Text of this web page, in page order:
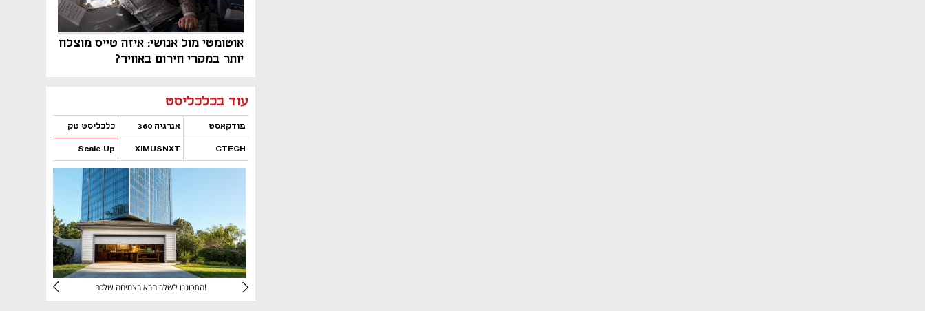
אוטומטי מול אנושי: איזה טייס מוצלח
יותר במקרי חירום באוויר?
עוד בכלכליסט
פודקאסט אנרגיה 360 כלכליסט טק
CTECH
XIMUSNXT
Scale Up
נפתח בכרטיסייה חדשה
התכוננו לשלב הבא בצמיחה שלכם!
נפתח בכרטיסייה חדשה